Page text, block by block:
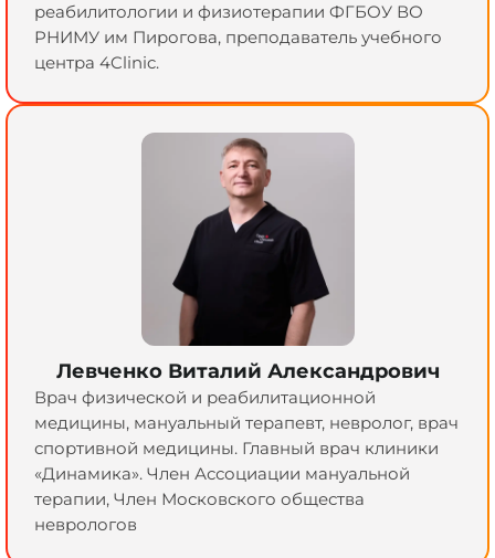
реабилитологии и физиотерапии ФГБОУ ВО
РНИМУ им Пирогова, преподаватель учебного
центра 4Clinic.
Левченко Виталий Александрович
Врач физической и реабилитационной
медицины, мануальный терапевт, невролог, врач
спортивной медицины. Главный врач клиники
«Динамика». Член Ассоциации мануальной
терапии, Член Московского общества
неврологов